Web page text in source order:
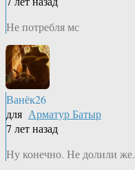
Не потребля мс
Ванёк26
для Арматур Батыр
7 лет назад
Ну конечно. Не долили же.